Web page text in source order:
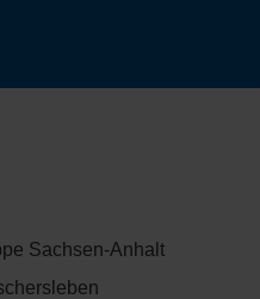
Sachsen-Anhalt